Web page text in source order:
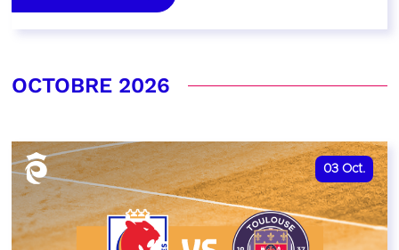
OCTOBRE 2026
03 Oct.